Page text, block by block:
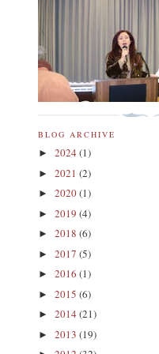
BLOG ARCHIVE
► 2024 (1)
► 2021 (2)
► 2020(1)
► 2019 (4)
► 2018 (6)
► 2017 (5)
► 2016 (1)
► 2015 (6)
► 2014 (21)
► 2013 (19)